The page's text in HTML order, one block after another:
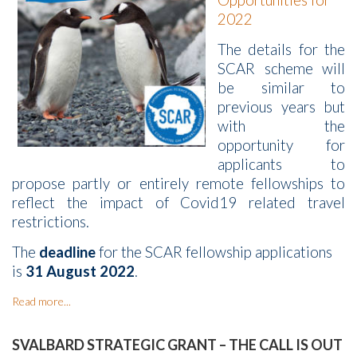
2022
The details for the
SCAR scheme will
be similar to
previous years but
with the
opportunity for
applicants to
propose partly or entirely remote fellowships to
reflect the impact of Covid19 related travel
restrictions.
The deadlinefor the SCAR fellowship applications
is 31 August 2022.
Read more...
SVALBARD STRATEGIC GRANT – THE CALL IS OUT